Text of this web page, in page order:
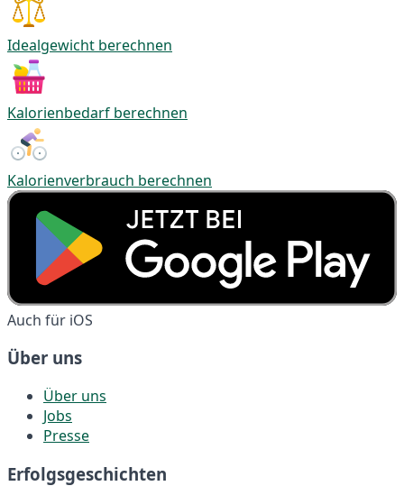
Idealgewicht berechnen
Kalorienbedarf berechnen
Kalorienverbrauch berechnen
Auch für iOS
Über uns
Über uns
Jobs
Presse
Erfolgsgeschichten